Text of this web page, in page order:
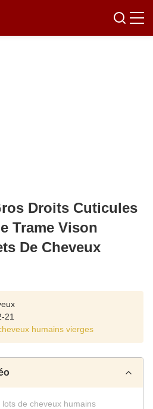
Droits Cuticules
Trame Vison
De Cheveux
21
humains vierges
de cheveux humains